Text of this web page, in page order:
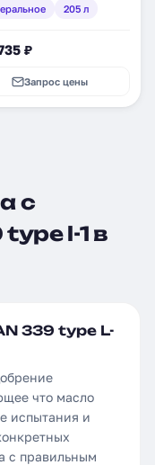
205 л
₽
Запрос цены
с
l-1 в
339 type L-
что масло
испытания и
с правильным